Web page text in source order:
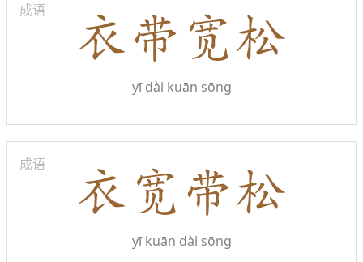
成语
yī dài kuān sōng
成语
yī kuān dài sōng